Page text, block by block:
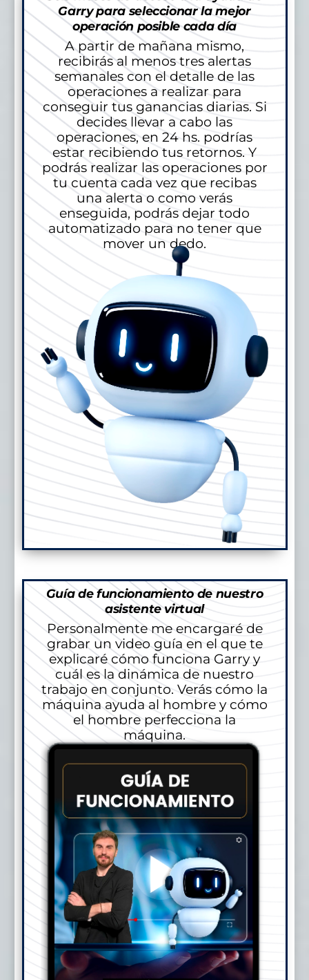
Garry para seleccionar la mejor
operación posible cada día
A partir de mañana mismo,
recibirás al menos tres alertas
semanales con el detalle de las
operaciones a realizar para
conseguir tus ganancias diarias. Si
decides llevar a cabo las
operaciones, en 24 hs. podrías
estar recibiendo tus retornos. Y
podrás realizar las operaciones por
tu cuenta cada vez que recibas
una alerta o como verás
enseguida, podrás dejar todo
automatizado para no tener que
mover un dedo.
Guía de funcionamiento de nuestro
asistente virtual
Personalmente me encargaré de
grabar un video guía en el que te
explicaré cómo funciona Garry y
cuál es la dinámica de nuestro
trabajo en conjunto. Verás cómo la
máquina ayuda al hombre y cómo
el hombre perfecciona la
máquina.